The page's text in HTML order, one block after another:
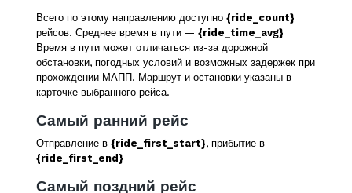
Всего по этому направлению доступно {ride_count}
рейсов. Среднее время в пути — {ride_time_avg}
Время в пути может отличаться из-за дорожной
обстановки, погодных условий и возможных задержек при
прохождении МАПП. Маршрут и остановки указаны в
карточке выбранного рейса.
Самый ранний рейс
Отправление в {ride_first_start}, прибытие в
{ride_first_end}
Самый поздний рейс